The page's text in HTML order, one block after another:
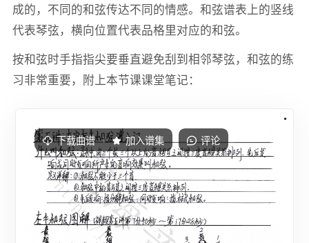
成的，不同的和弦传达不同的情感。和弦谱表上的竖线
代表琴弦，横向位置代表品格里对应的和弦。
按和弦时手指指尖要垂直避免刮到相邻琴弦，和弦的练
习非常重要，附上本节课课堂笔记：
下载曲谱 加入谱集 评论